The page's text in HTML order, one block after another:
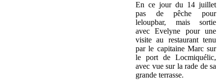
En ce jour du 14 juillet
pas de pêche pour
leloupbar, mais sortie
avec Evelyne pour une
visite au restaurant tenu
par le capitaine Marc sur
le port de Locmiquélic,
avec vue sur la rade de sa
grande terrasse.